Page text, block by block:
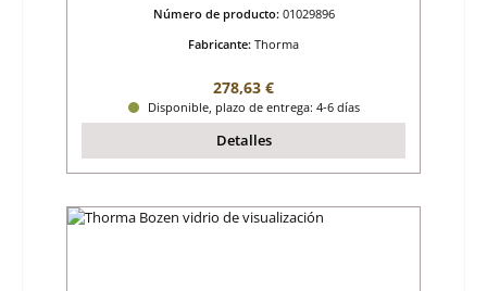
Número de producto: 01029896
Fabricante: Thorma
Precio normal:
278,63 €
Disponible, plazo de entrega: 4-6 días
Detalles